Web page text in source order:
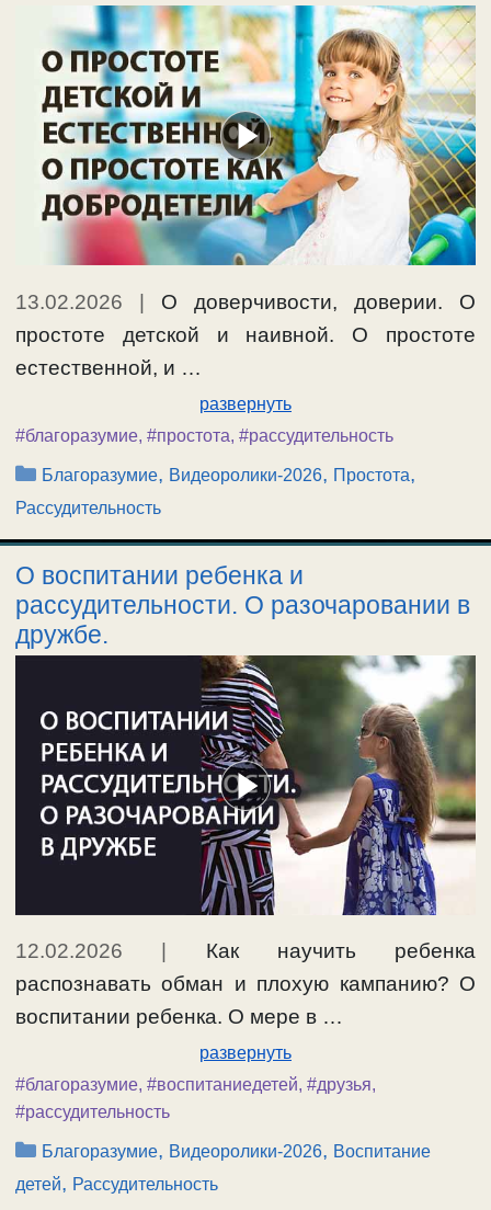
13.02.2026 | О доверчивости, доверии. О
простоте детской и наивной. О простоте
естественной, и …
развернуть
#благоразумие, #простота, #рассудительность
Рубрики
Благоразумие, Видеоролики-2026, Простота,
Рассудительность
О воспитании ребенка и
рассудительности. О разочаровании в
дружбе.
12.02.2026
Как научить ребенка
распознавать обман и плохую кампанию? О
воспитании ребенка. О мере в …
развернуть
#благоразумие, #воспитаниедетей, #друзья,
#рассудительность
Рубрики
Благоразумие, Видеоролики-2026, Воспитание
детей, Рассудительность